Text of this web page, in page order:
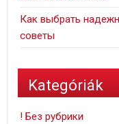
Как выбрать
советы
Kategóriák
! Без рубрики